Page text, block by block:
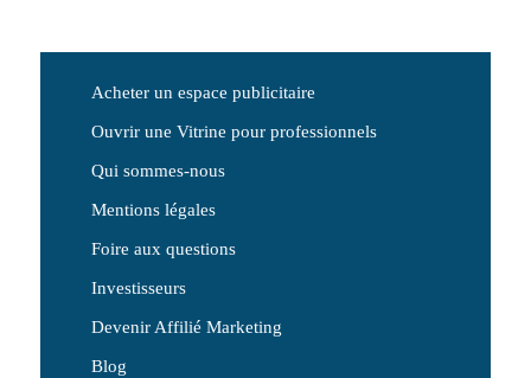
Acheter un espace publicitaire
Ouvrir une Vitrine pour professionnels
Qui sommes-nous
Mentions légales
Foire aux questions
Investisseurs
Devenir Affilié Marketing
Blog